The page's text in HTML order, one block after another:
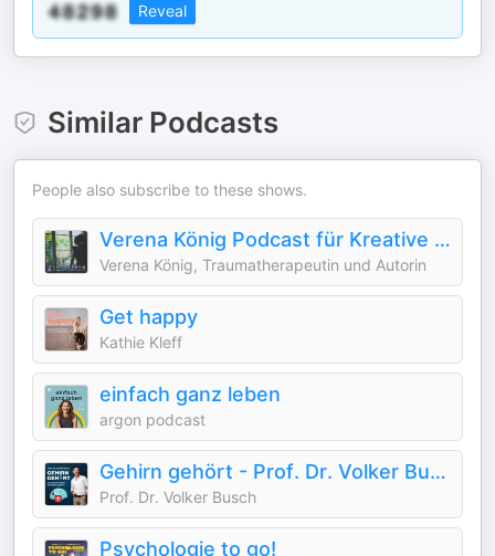
Reveal
Similar Podcasts
People also subscribe to these shows.
Verena König Podcast für Kreative Transformation
Verena König, Traumatherapeutin und Autorin
Get happy
Kathie Kleff
einfach ganz leben
argon podcast
Gehirn gehört - Prof. Dr. Volker Busch
Prof. Dr. Volker Busch
Psychologie to go!